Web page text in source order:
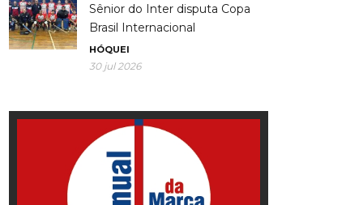
Sênior do Inter disputa Copa
Brasil Internacional
HÓQUEI
30 jul 2026